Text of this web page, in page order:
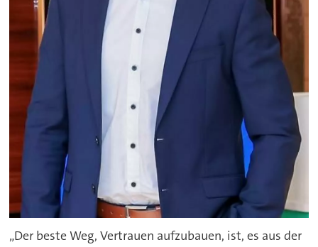
„Der beste Weg, Vertrauen aufzubauen, ist, es aus der